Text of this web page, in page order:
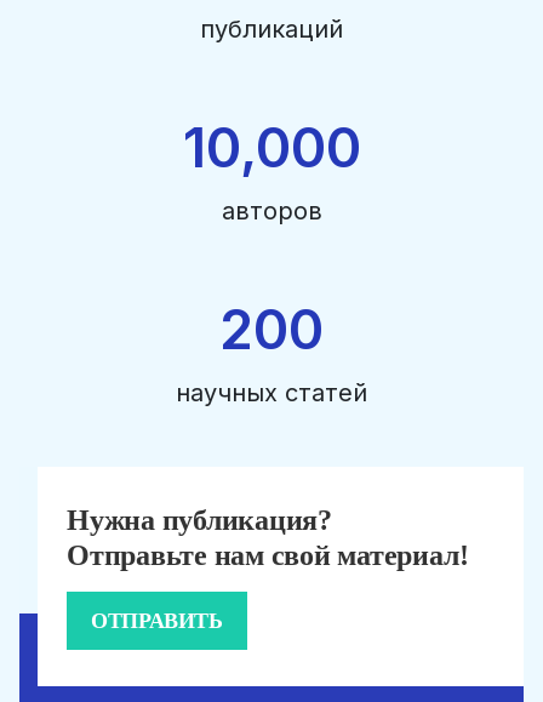
публикаций
10,000
авторов
200
научных статей
Нужна публикация?
Отправьте нам свой материал!
ОТПРАВИТЬ